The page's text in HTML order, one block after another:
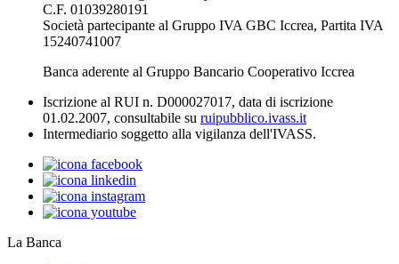
C.F. 01039280191
Società partecipante al Gruppo IVA GBC Iccrea, Partita IVA
15240741007
Banca aderente al Gruppo Bancario Cooperativo Iccrea
Iscrizione al RUI n. D000027017, data di iscrizione
01.02.2007, consultabile su ruipubblico.ivass.it
Intermediario soggetto alla vigilanza dell'IVASS.
La Banca